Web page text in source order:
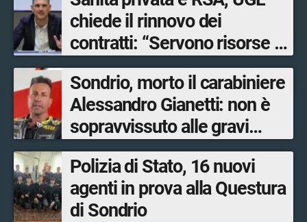
chiede il rinnovo dei
contratti: “Servono risorse e
salari adeguati”
Sondrio, morto il carabiniere
Alessandro Gianetti: non è
sopravvissuto alle gravi
ustioni
Polizia di Stato, 16 nuovi
agenti in prova alla Questura
di Sondrio